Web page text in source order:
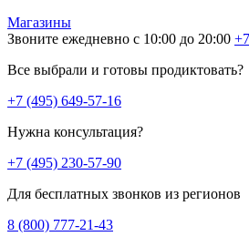
Магазины
Звоните ежедневно с 10:00 до 20:00
Все выбрали и готовы продиктовать?
+7 (495) 649-57-16
Нужна консультация?
+7 (495) 230-57-90
Для бесплатных звонков из регионов
8 (800) 777-21-43